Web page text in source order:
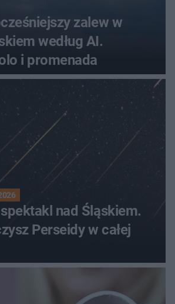
zalew w
według AI.
i promenada
nad Śląskiem.
Perseidy w całej